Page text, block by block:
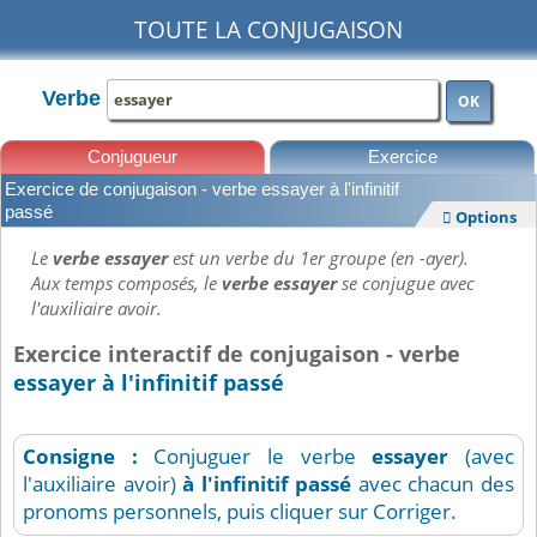
TOUTE LA CONJUGAISON
Verbe OK
Conjugueur Exercice
Exercice de conjugaison - verbe essayer à l'infinitif
passé
 Options
Leverbe essayerest un verbe du 1er groupe (en -ayer).
Aux temps composés, leverbe essayerse conjugue avec
l'auxiliaire avoir.
Exercice interactif de conjugaison - verbe
essayer à l'infinitif passé
Consigne : Conjuguer le verbeessayer (avec
l'auxiliaire avoir)à l'infinitif passé avec chacun des
pronoms personnels, puis cliquer sur Corriger.